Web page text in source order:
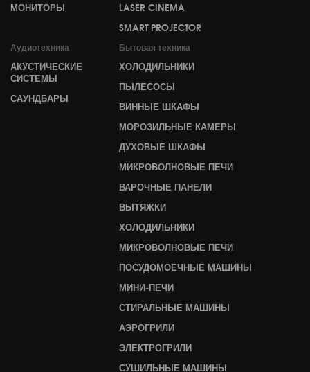
МОНИТОРЫ
LASER CINEMA
SMART PROJECTOR
Аудиотехника
АКУСТИЧЕСКИЕ
СИСТЕМЫ
САУНДБАРЫ
Бытовая техника
ХОЛОДИЛЬНИКИ
ПЫЛЕСОСЫ
ВИННЫЕ ШКАФЫ
МОРОЗИЛЬНЫЕ КАМЕРЫ
ДУХОВЫЕ ШКАФЫ
МИКРОВОЛНОВЫЕ ПЕЧИ
ВАРОЧНЫЕ ПАНЕЛИ
ВЫТЯЖКИ
ХОЛОДИЛЬНИКИ
МИКРОВОЛНОВЫЕ ПЕЧИ
ПОСУДОМОЕЧНЫЕ МАШИНЫ
МИНИ-ПЕЧИ
СТИРАЛЬНЫЕ МАШИНЫ
АЭРОГРИЛИ
ЭЛЕКТРОГРИЛИ
СУШИЛЬНЫЕ МАШИНЫ